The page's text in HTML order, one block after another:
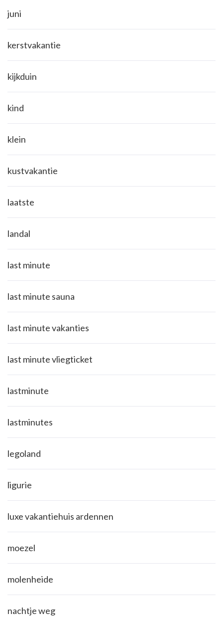
juni
kerstvakantie
kijkduin
kind
klein
kustvakantie
laatste
landal
last minute
last minute sauna
last minute vakanties
last minute vliegticket
lastminute
lastminutes
legoland
ligurie
luxe vakantiehuis ardennen
moezel
molenheide
nachtje weg